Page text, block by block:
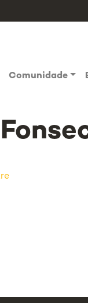
Comunidade